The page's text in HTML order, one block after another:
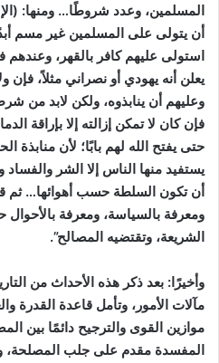
المسلمين، وعدد شروطًا… ومنها:
أن يتولى على المسلمين غير مسم
استولى عليهم كافر بالقهر، وعندهم
يعلن أنه يهودي أو نصراني مثلاً، فإن
وعليهم أن ينابذوه، ولكن لابد من
فإن كان لا تمكن إزالته إلا بإراقة
حتى يفتح الله لهم بابًا؛ لأن منابذة
يستفيد منها الناس إلا الشر والفساد
أن تكون السلطة حسب أهوائها… ثم
ومعرفة بالسياسة، ومعرفة
الشريعة، وتقتضيه المصالح”.
وأخيرًا: بعد ذكر هذه الأحداث من
مآلات الأمور، وتأمل قاعدة القدرة
موازين القوى والترجيح دائمًا بين
المفسدة مقدم على جلب المصلحة،